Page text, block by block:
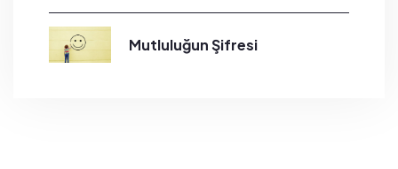
Mutluluğun Şifresi